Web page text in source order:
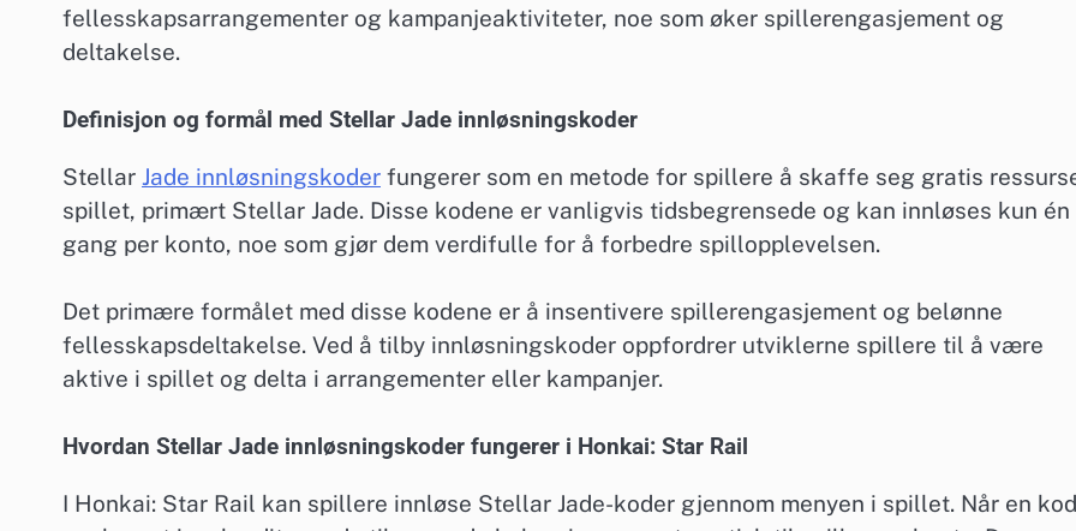
fellesskapsarrangementer og kampanjeaktiviteter, noe som øker spillerengasjement og
deltakelse.
Definisjon og formål med Stellar Jade innløsningskoder
Stellar Jade innløsningskoder fungerer som en metode for spillere å skaffe seg gratis
spillet, primært Stellar Jade. Disse kodene er vanligvis tidsbegrensede og kan innløses kun én
gang per konto, noe som gjør dem verdifulle for å forbedre spillopplevelsen.
Det primære formålet med disse kodene er å insentivere spillerengasjement og belønne
fellesskapsdeltakelse. Ved å tilby innløsningskoder oppfordrer utviklerne spillere til å være
aktive i spillet og delta i arrangementer eller kampanjer.
Hvordan Stellar Jade innløsningskoder fungerer i Honkai: Star Rail
I Honkai: Star Rail kan spillere innløse Stellar Jade-koder gjennom menyen i spillet. Når en